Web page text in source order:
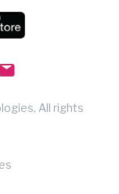
All rights